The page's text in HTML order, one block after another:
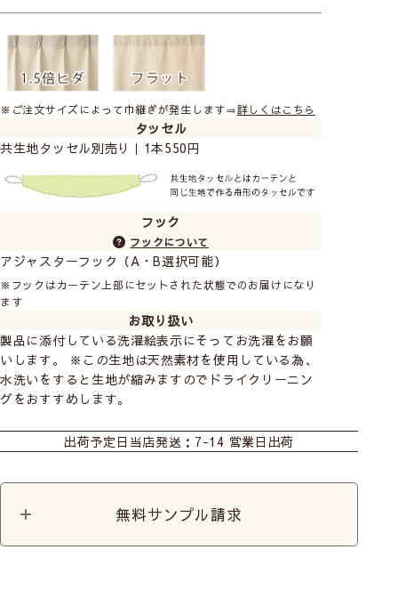
※ご注文サイズによって巾継ぎが発生します⇒詳しくはこちら
タッセル
共生地タッセル別売り｜1本550円
フック
フックについて
アジャスターフック（A・B選択可能）
※フックはカーテン上部にセットされた状態でのお届けになり
ます
お取り扱い
製品に添付している洗濯絵表示にそってお洗濯をお願
いします。 ※この生地は天然素材を使用している為、
水洗いをすると生地が縮みますのでドライクリーニン
グをおすすめします。
カット生地出荷予定日 当店発送：7-14 営業日出荷
無料サンプル請求